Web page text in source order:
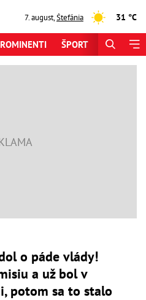
7. august,Štefánia 31 °C
ŠPORT
o páde vlády!
a už bol v
potom sa to stalo